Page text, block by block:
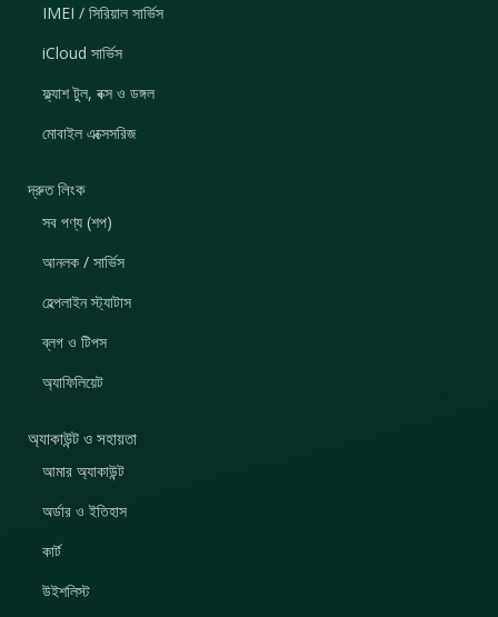
IMEI / সিরিয়াল সার্ভিস
iCloud সার্ভিস
ফ্ল্যাশ টুল, বক্স ও ডঙ্গল
মোবাইল এক্সেসরিজ
দ্রুত লিংক
সব পণ্য (শপ)
আনলক / সার্ভিস
হেল্পলাইন স্ট্যাটাস
ব্লগ ও টিপস
অ্যাফিলিয়েট
অ্যাকাউন্ট ও সহায়তা
আমার অ্যাকাউন্ট
অর্ডার ও ইতিহাস
কার্ট
উইশলিস্ট